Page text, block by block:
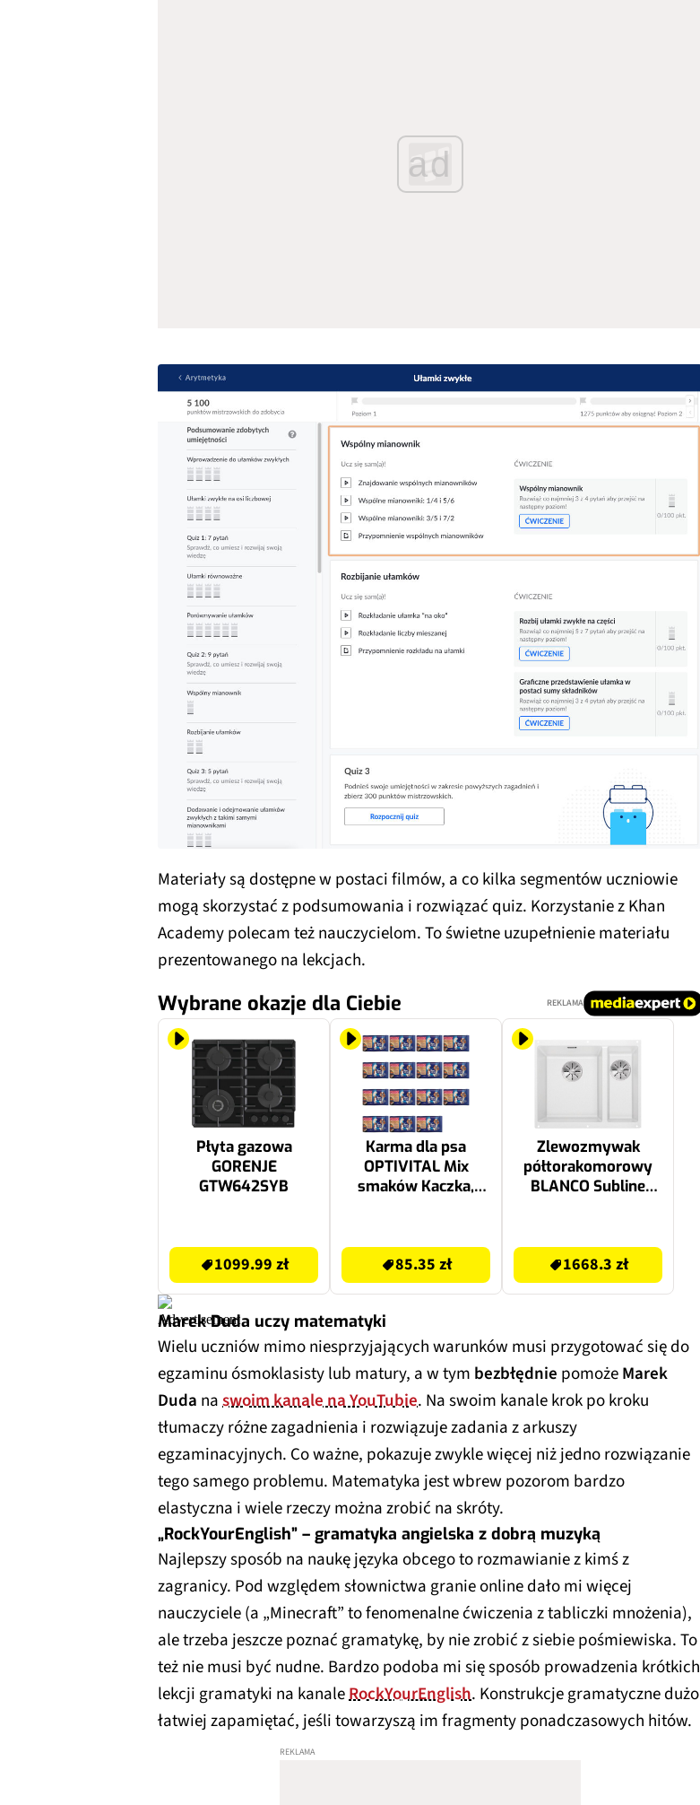
ad
Materiały są dostępne w postaci filmów, a co kilka segmentów uczniowie
mogą skorzystać z podsumowania i rozwiązać quiz. Korzystanie z Khan
Academy polecam też nauczycielom. To świetne uzupełnienie materiału
prezentowanego na lekcjach.
Wybrane okazje dla Ciebie REKLAMA
Płyta gazowa
GORENJE
GTW642SYB
1099.99 zł
Karma dla psa
OPTIVITAL Mix
smaków Kaczka,
85.35 zł
Zlewozmywak
półtorakomorowy
BLANCO Subline
1668.3 zł
Marek Duda uczy matematyki
Wielu uczniów mimo niesprzyjających warunków musi przygotować się do
egzaminu ósmoklasisty lub matury, a w tym bezbłędnie pomożeMarek
Duda naswoim kanale na YouTubie. Na swoim kanale krok po kroku
tłumaczy różne zagadnienia i rozwiązuje zadania z arkuszy
egzaminacyjnych. Co ważne, pokazuje zwykle więcej niż jedno rozwiązanie
tego samego problemu. Matematyka jest wbrew pozorom bardzo
elastyczna i wiele rzeczy można zrobić na skróty.
„RockYourEnglish” – gramatyka angielska z dobrą muzyką
Najlepszy sposób na naukę języka obcego to rozmawianie z kimś z
zagranicy. Pod względem słownictwa granie online dało mi więcej
nauczyciele (a „Minecraft” to fenomenalne ćwiczenia z tabliczki mnożenia),
ale trzeba jeszcze poznać gramatykę, by nie zrobić z siebie pośmiewiska. To
też nie musi być nudne. Bardzo podoba mi się sposób prowadzenia krótkich
lekcji gramatyki na kanaleRockYourEnglish. Konstrukcje gramatyczne dużo
łatwiej zapamiętać, jeśli towarzyszą im fragmenty ponadczasowych hitów.